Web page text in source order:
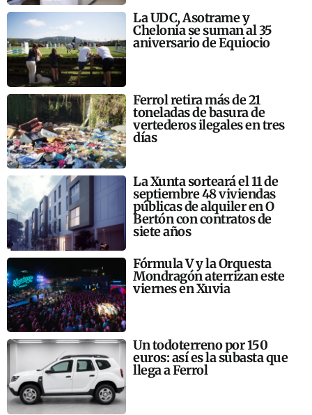
La UDC, Asotrame y
Chelonia se suman al 35
aniversario de Equiocio
Ferrol retira más de 21
toneladas de basura de
vertederos ilegales en tres
días
La Xunta sorteará el 11 de
septiembre 48 viviendas
públicas de alquiler en O
Bertón con contratos de
siete años
Fórmula V y la Orquesta
Mondragón aterrizan este
viernes en Xuvia
Un todoterreno por 150
euros: así es la subasta que
llega a Ferrol